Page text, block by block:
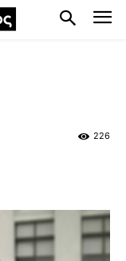
226